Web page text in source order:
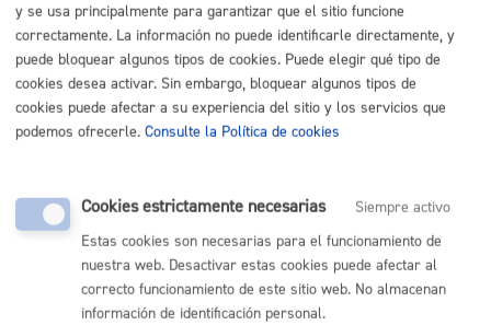
Documentos
P_1120-Mocion de Control sobre Servicio de
Urgencias Sociales-signed.pdf
P_Mocion de Control sobre Servicio de Urgencias
Sociales-signed_eu1_eu.pdf
Comunícate con el Ayuntamiento de Donostia / San
Sebastián
(gratuito desde Donostia / San Sebastián)
y se usa principalmente para garantizar que el sitio funcione
correctamente. La información no puede identificarle directamente, y
puede bloquear algunos tipos de cookies. Puede elegir qué tipo de
cookies desea activar. Sin embargo, bloquear algunos tipos de
cookies puede afectar a su experiencia del sitio y los servicios que
podemos ofrecerle. Consulte la Política de cookies
Cookies estrictamente necesarias
Siempre activo
Estas cookies son necesarias para el funcionamiento de
nuestra web. Desactivar estas cookies puede afectar al
correcto funcionamiento de este sitio web. No almacenan
información de identificación personal.